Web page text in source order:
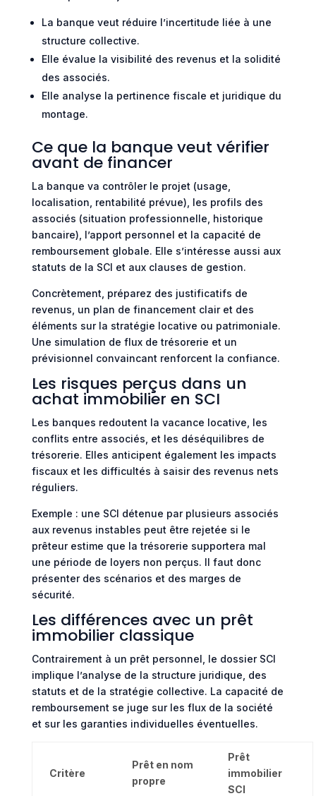
La banque veut réduire l’incertitude liée à une
structure collective.
Elle évalue la visibilité des revenus et la solidité
des associés.
Elle analyse la pertinence fiscale et juridique du
montage.
Ce que la banque veut vérifier
avant de financer
La banque va contrôler le projet (usage,
localisation, rentabilité prévue), les profils des
associés (situation professionnelle, historique
bancaire), l’apport personnel et la capacité de
remboursement globale. Elle s’intéresse aussi aux
statuts de la SCI et aux clauses de gestion.
Concrètement, préparez des justificatifs de
revenus, un plan de financement clair et des
éléments sur la stratégie locative ou patrimoniale.
Une simulation de flux de trésorerie et un
prévisionnel convaincant renforcent la confiance.
Les risques perçus dans un
achat immobilier en SCI
Les banques redoutent la vacance locative, les
conflits entre associés, et les déséquilibres de
trésorerie. Elles anticipent également les impacts
fiscaux et les difficultés à saisir des revenus nets
réguliers.
Exemple : une SCI détenue par plusieurs associés
aux revenus instables peut être rejetée si le
prêteur estime que la trésorerie supportera mal
une période de loyers non perçus. Il faut donc
présenter des scénarios et des marges de
sécurité.
Les différences avec un prêt
immobilier classique
Contrairement à un prêt personnel, le dossier SCI
implique l’analyse de la structure juridique, des
statuts et de la stratégie collective. La capacité de
remboursement se juge sur les flux de la société
et sur les garanties individuelles éventuelles.
Critère
Prêt en nom
propre
Prêt
immobilier
SCI